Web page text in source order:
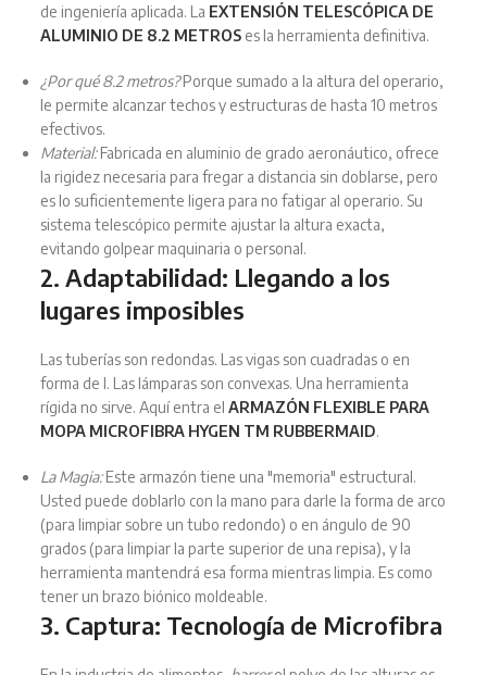
de ingeniería aplicada. La EXTENSIÓN TELESCÓPICA DE
ALUMINIO DE 8.2 METROSes la herramienta definitiva.
¿Por qué 8.2 metros?Porque sumado a la altura del operario,
le permite alcanzar techos y estructuras de hasta 10 metros
efectivos.
Material:Fabricada en aluminio de grado aeronáutico, ofrece
la rigidez necesaria para fregar a distancia sin doblarse, pero
es lo suficientemente ligera para no fatigar al operario. Su
sistema telescópico permite ajustar la altura exacta,
evitando golpear maquinaria o personal.
2. Adaptabilidad: Llegando a los
lugares imposibles
Las tuberías son redondas. Las vigas son cuadradas o en
forma de I. Las lámparas son convexas. Una herramienta
rígida no sirve. Aquí entra el ARMAZÓN FLEXIBLE PARA
MOPA MICROFIBRA HYGEN TM RUBBERMAID.
La Magia:Este armazón tiene una "memoria" estructural.
Usted puede doblarlo con la mano para darle la forma de arco
(para limpiar sobre un tubo redondo) o en ángulo de 90
grados (para limpiar la parte superior de una repisa), y la
herramienta mantendrá esa forma mientras limpia. Es como
tener un brazo biónico moldeable.
3. Captura: Tecnología de Microfibra